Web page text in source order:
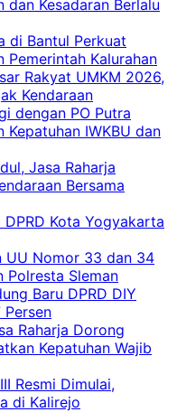
dan Kesadaran Berlalu
di Bantul Perkuat
Pemerintah Kalurahan
Rakyat UMKM 2026,
Kendaraan
dengan PO Putra
IWKBU dan
Jasa Raharja
Bersama
Kota Yogyakarta
UU Nomor 33 dan 34
Polresta Sleman
Baru DPRD DIY
Persen
Raharja Dorong
Kepatuhan Wajib
Resmi Dimulai,
di Kalirejo